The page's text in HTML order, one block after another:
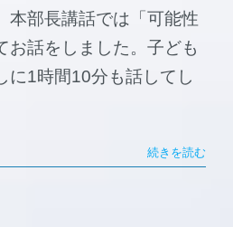
本部長講話では「可能性
お話をしました。子ども
に1時間10分も話してし
続きを読む